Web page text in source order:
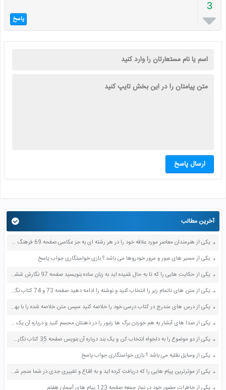
3
 پاسخ
ارسال پاسخ
آخرین مطالب
یکی از هنرمندان معاصر مورد علاقه خود را در هر رشته ای به جز عکاسی صفحه 69 فرهنگ و هنر نهم
یکی از مسیر های عبور و مرور خودروها می باشد ؟ بازی خواستگاری جواب پاسخ
یکی از حکایت هایی را که تا به حال شنیده اید به زبان ساده بنویسید صفحه 97 نگارش ششم دبستان
یکی از متن های ناتمام زیر را انتخاب کنید و نوشته را ادامه دهید صفحه 73 و 74 کتاب نگارش فارسی پنجم دبستان
یکی از درس های مندرج در کتاب درسی خود را خلاصه کنید سپس متن خلاصه شده را با بهره گیری از روش های دسته بندی نمودار جدول نقشه مفهومی نشان دهید صفحه 118 نگارش یازدهم
یکی از صدا های آبشار به هم خوردن برگ ها زنبور را در ذهنتان مجسم کنید و درباره آن یک بند بنویسید صفحه 11 نگارش پنجم
یکی از دو موضوع را به دلخواه انتخاب کن و یک بند درباره آن بنویس صفحه 35 کتاب نگارش فارسی سوم
یکی از وسایل نقلیه می باشد ؟ بازی خواستگاری جواب پاسخ
یکی از موثرترین پیام هایی را که دریافت کرده اید و به اقناع و تغییری جدی در شما منجر شده است برسی کنید و علت این تاثیر گذاری قابل توجه را بنویسید صفحه 52 تفکر و سواد رسانه ای دهم
یکی از خاطرات حضور خود در نماز جمعه صفحه 123 پیام های آسمان هفتم